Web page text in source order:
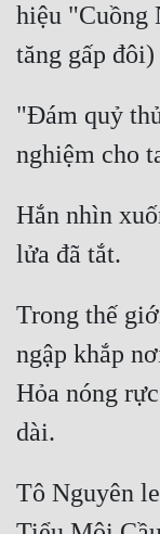
hiệu "Cuồng
"Đám quỷ
Hắn nhìn
Trong thế
ngập khắp
Hỏa nóng
Tô Nguyên